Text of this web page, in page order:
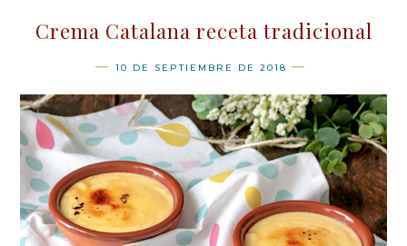
Crema Catalana receta tradicional
10 DE SEPTIEMBRE DE 2018